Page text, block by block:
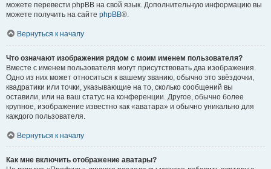
можете перевести phpBB на свой язык. Дополнительную информацию вы
можете получить на сайте phpBB®.
Вернуться к началу
Что означают изображения рядом с моим именем пользователя?
Вместе с именем пользователя могут присутствовать два изображения.
Одно из них может относиться к вашему званию, обычно это звёздочки,
квадратики или точки, указывающие на то, сколько сообщений вы
оставили, или на ваш статус на конференции. Другое, обычно более
крупное, изображение известно как «аватара» и обычно уникально для
каждого пользователя.
Вернуться к началу
Как мне включить отображение аватары?